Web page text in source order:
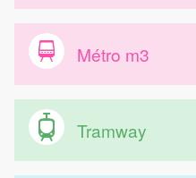
Métro m3
Tramway